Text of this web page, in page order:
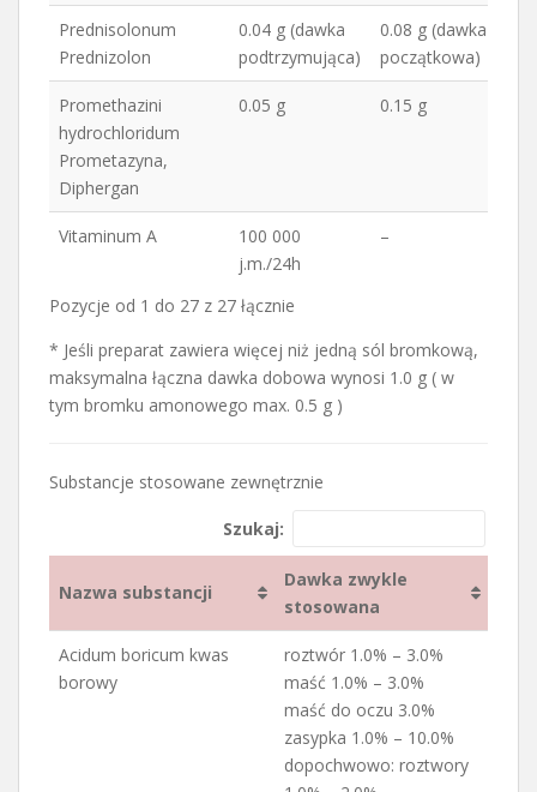
Prednisolonum
Prednizolon
0.04 g (dawka
podtrzymująca)
0.08 g (dawka
początkowa)
Promethazini
hydrochloridum
Prometazyna,
Diphergan
0.05 g 0.15 g
Vitaminum A
100 000
j.m./24h
–
Pozycje od 1 do 27 z 27 łącznie
* Jeśli preparat zawiera więcej niż jedną sól bromkową,
maksymalna łączna dawka dobowa wynosi 1.0 g ( w
tym bromku amonowego max. 0.5 g )
Substancje stosowane zewnętrznie
Szukaj:
Nazwa substancji
Dawka zwykle
stosowana
Nazwa substancji
Dawka zwykle
stosowana
Acidum boricum kwas
borowy
roztwór 1.0% – 3.0%
maść 1.0% – 3.0%
maść do oczu 3.0%
zasypka 1.0% – 10.0%
dopochwowo: roztwory